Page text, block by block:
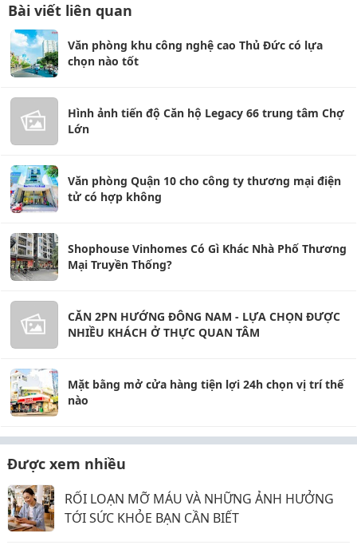
Bài viết liên quan
Văn phòng khu công nghệ cao Thủ Đức có lựa
chọn nào tốt
Hình ảnh tiến độ Căn hộ Legacy 66 trung tâm Chợ
Lớn
Văn phòng Quận 10 cho công ty thương mại điện
tử có hợp không
Shophouse Vinhomes Có Gì Khác Nhà Phố Thương
Mại Truyền Thống?
CĂN 2PN HƯỚNG ĐÔNG NAM - LỰA CHỌN ĐƯỢC
NHIỀU KHÁCH Ở THỰC QUAN TÂM
Mặt bằng mở cửa hàng tiện lợi 24h chọn vị trí thế
nào
Được xem nhiều
RỐI LOẠN MỠ MÁU VÀ NHỮNG ẢNH HƯỞNG
TỚI SỨC KHỎE BẠN CẦN BIẾT